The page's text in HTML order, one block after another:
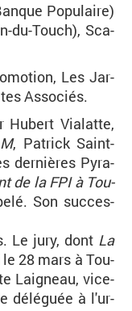
Po­pu­laire)
du-Touch), Sca­
Les Jar­
As­so­ciés.
Hu­bertVia­latte,
, Pa­trick Saint-
der­nières Py­ra­
de la FPI à Tou­
Son suc­ces­
Le jury, dont La
28 mars à Tou­
Lai­gneau, vice-
dé­lé­guée à l'ur­